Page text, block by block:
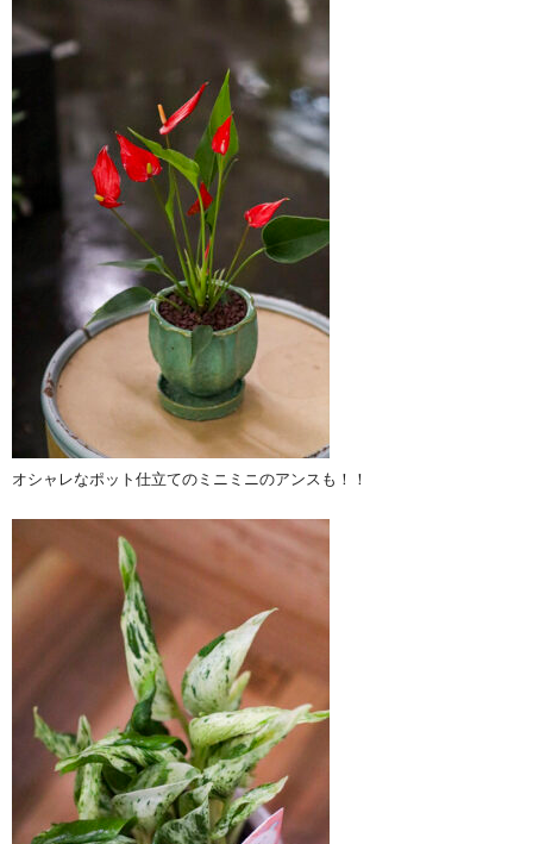
オシャレなポット仕立てのミニミニのアンスも！！